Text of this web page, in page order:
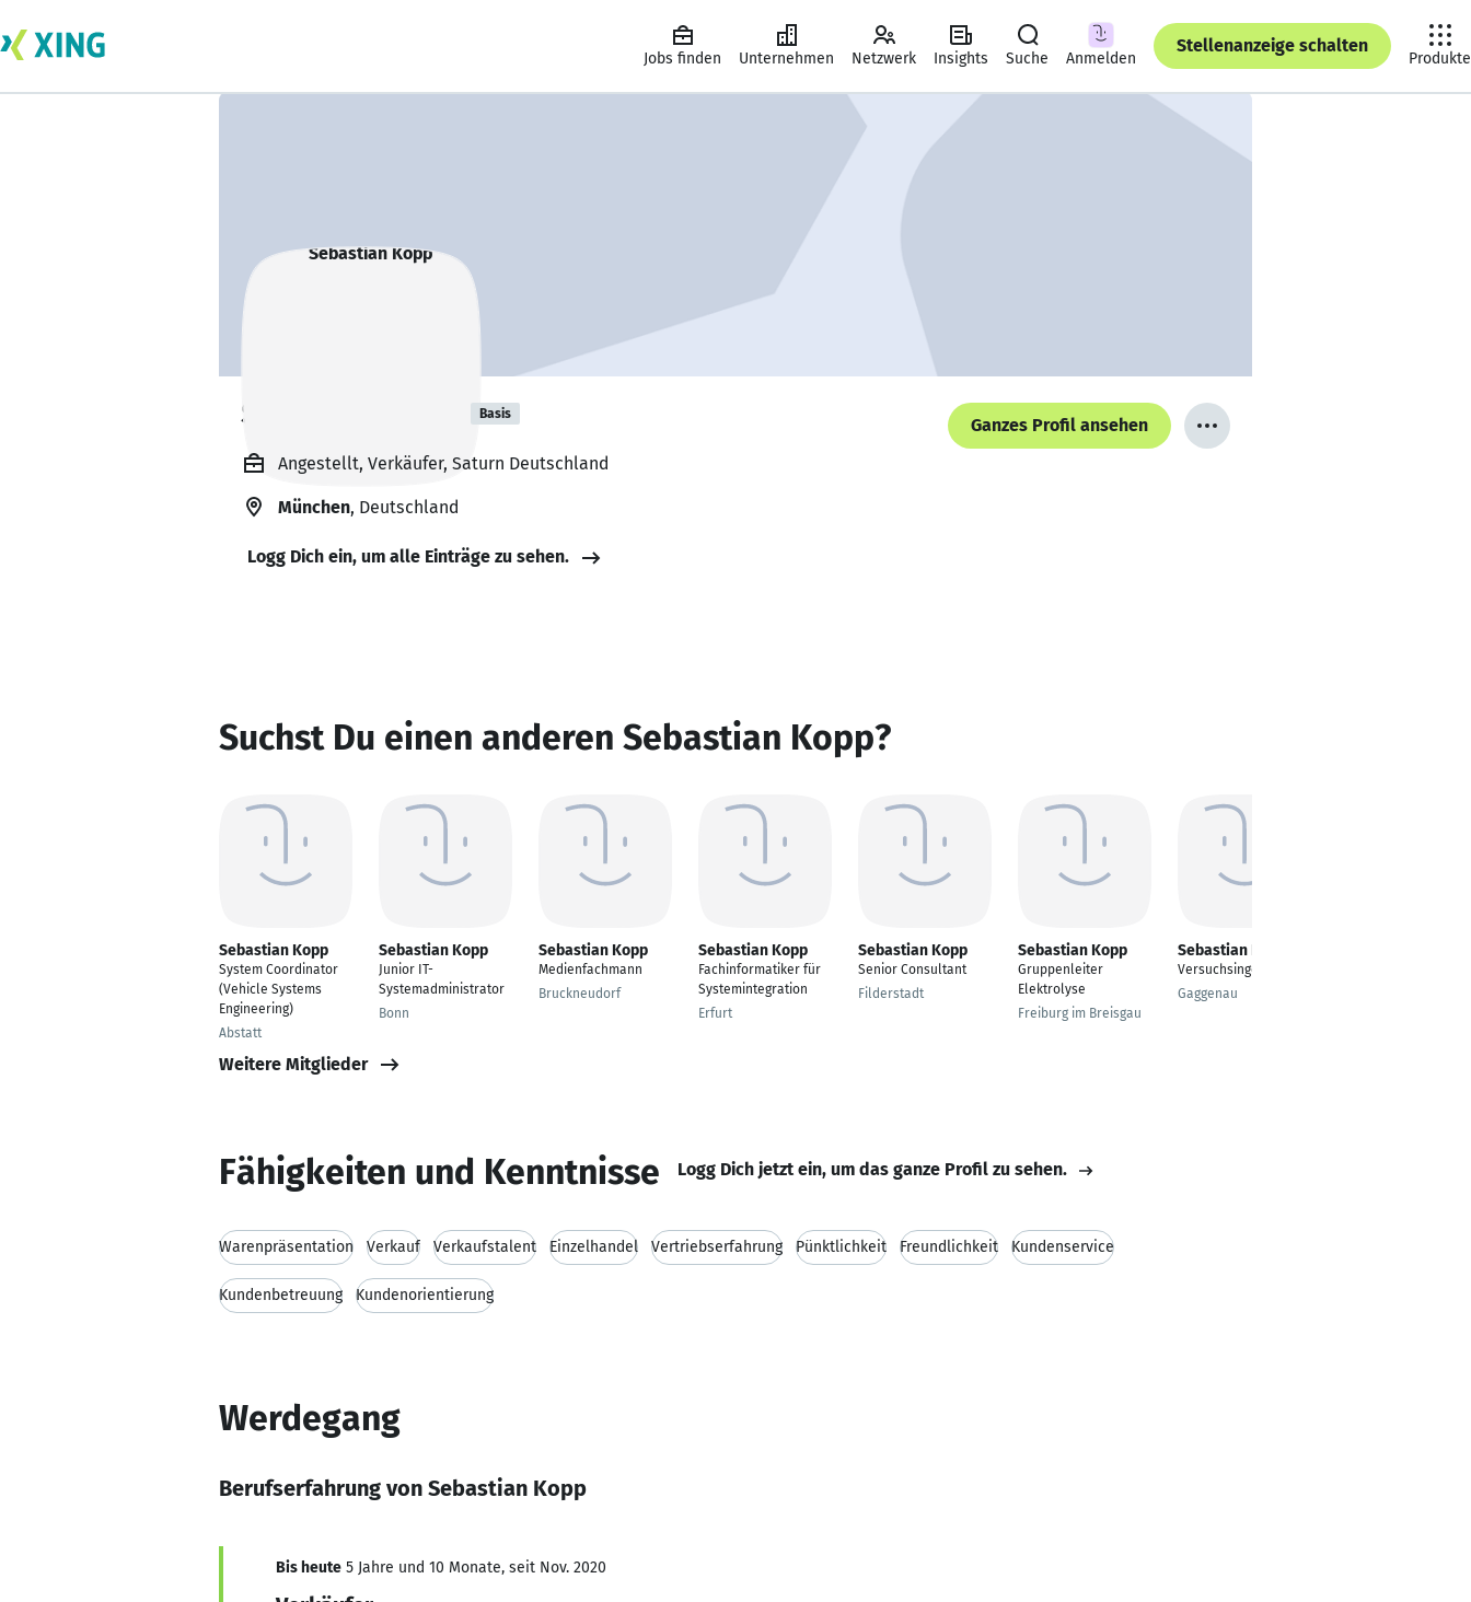
Jobs finden Unternehmen Netzwerk Insights Suche Anmelden
Stellenanzeige schalten
Produkte
Sebastian Kopp Basis
Ganzes Profil ansehen
Angestellt, Verkäufer, Saturn Deutschland
München, Deutschland
Logg Dich ein, um alle Einträge zu sehen.
Suchst Du einen anderen Sebastian Kopp?
Sebastian Kopp
System Coordinator
(Vehicle Systems
Engineering)
Abstatt
Sebastian Kopp
Junior IT-
Systemadministrator
Bonn
Sebastian Kopp
Medienfachmann
Bruckneudorf
Sebastian Kopp
Fachinformatiker für
Systemintegration
Erfurt
Sebastian Kopp
Senior Consultant
Filderstadt
Sebastian Kopp
Gruppenleiter
Elektrolyse
Freiburg im Breisgau
Sebastian Kopp
Versuchsingenieur
Gaggenau
Weitere Mitglieder
Fähigkeiten und Kenntnisse Logg Dich jetzt ein, um das ganze Profil zu sehen.
Warenpräsentation Verkauf Verkaufstalent Einzelhandel Vertriebserfahrung Pünktlichkeit Freundlichkeit Kundenservice
Kundenbetreuung Kundenorientierung
Werdegang
Berufserfahrung von Sebastian Kopp
Bis heute 5 Jahre und 10 Monate, seit Nov. 2020